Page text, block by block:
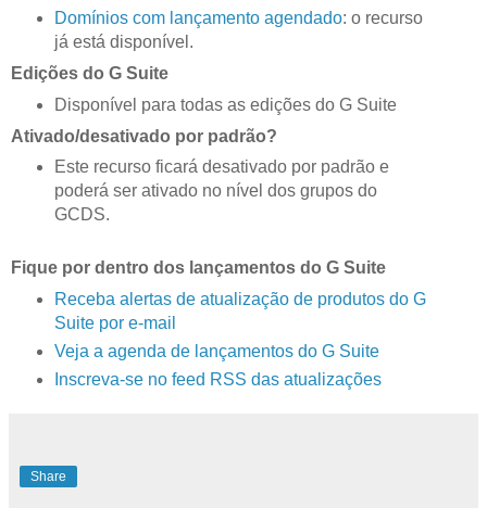
Domínios com lançamento agendado: o recurso
já está disponível.
Edições do G Suite
Disponível para todas as edições do G Suite
Ativado/desativado por padrão?
Este recurso ficará desativado por padrão e
poderá ser ativado no nível dos grupos do
GCDS.
Fique por dentro dos lançamentos do G Suite
Receba alertas de atualização de produtos do G
Suite por e-mail
Veja a agenda de lançamentos do G Suite
Inscreva-se no feed RSS das atualizações
Share